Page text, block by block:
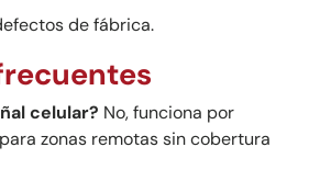
de fábrica.
celular? No, funciona por
zonas remotas sin cobertura